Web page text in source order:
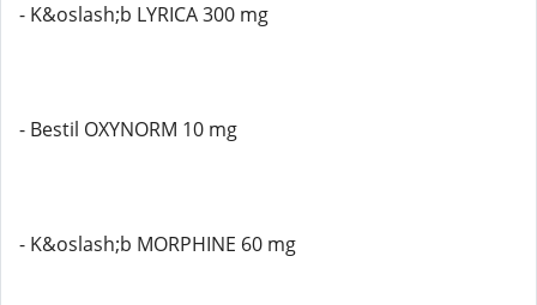
- K&oslash;b LYRICA 300 mg
- Bestil OXYNORM 10 mg
- K&oslash;b MORPHINE 60 mg